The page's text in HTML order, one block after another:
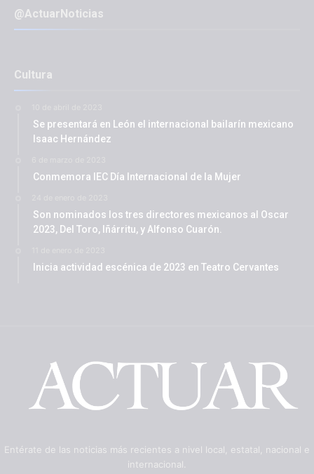
@ActuarNoticias
Cultura
Se presentará en León el internacional bailarín mexicano
Isaac Hernández
Conmemora IEC Día Internacional de la Mujer
Son nominados los tres directores mexicanos al Oscar
2023, Del Toro, Iñárritu, y Alfonso Cuarón.
Inicia actividad escénica de 2023 en Teatro Cervantes
Entérate de las noticias más recientes a nivel local, estatal, nacional e
internacional.